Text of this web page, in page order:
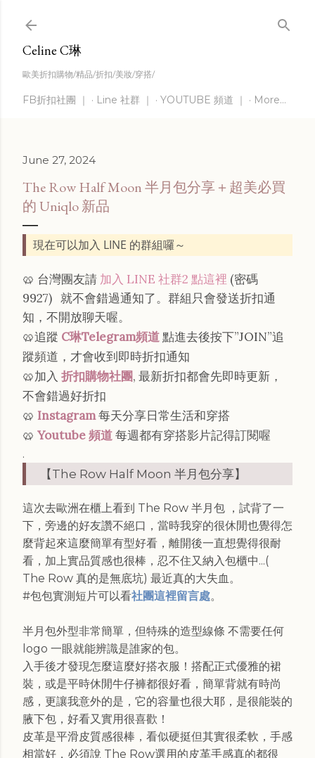
Celine C琳
歐美折扣購物/精品/折扣/美妝/穿搭/
FB折扣社團 ｜ Line 社群 ｜ YOUTUBE 頻道 ｜ More…
June 27, 2024
The Row Half Moon 半月包分享＋超美必買
的 Uniqlo 新品
現在可以加入 LINE 的群組囉～
🥨 台灣團友請 加入 LINE 社群2 點這裡 (密碼
9927) 就不會錯過通知了。群組只會發送折扣通
知，不開放聊天喔。
🥨追蹤 C琳Telegram頻道點進去後按下”JOIN”追
蹤頻道，才會收到即時折扣通知
🥨加入 折扣購物社團, 最新折扣都會先即時更新，
不會錯過好折扣
🥨 Instagram每天分享日常生活和穿搭
🥨 Youtube 頻道每週都有穿搭影片記得訂閱喔
.
【The Row Half Moon 半月包分享】
這次去歐洲在櫃上看到 The Row 半月包 ，試背了一
下，旁邊的好友讚不絕口，當時我穿的很休閒也覺得怎
麼背起來這麼簡單有型好看，離開後一直想覺得很耐
看，加上實品質感也很棒，忍不住又納入包櫃中...(
The Row 真的是無底坑) 最近真的大失血。
#包包實測短片可以看社團這裡留言處。
半月包外型非常簡單，但特殊的造型線條 不需要任何
logo 一眼就能辨識是誰家的包。
入手後才發現怎麼這麼好搭衣服！搭配正式優雅的裙
裝，或是平時休閒牛仔褲都很好看，簡單背就有時尚
感，更讓我意外的是，它的容量也很大耶，是很能裝的
腋下包，好看又實用很喜歡！
皮革是平滑皮質感很棒，看似硬挺但其實很柔軟，手感
相當好，必須說 The Row選用的皮革手感真的都很